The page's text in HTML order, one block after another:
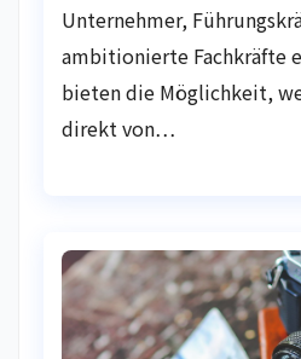
Unternehmer,
ambitionierte Fachkräfte
bieten die Möglichkeit,
direkt von…